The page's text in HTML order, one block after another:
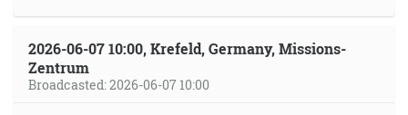
2026-06-07 10:00, Krefeld, Germany, Missions-
Zentrum
Broadcasted: 2026-06-07 10:00